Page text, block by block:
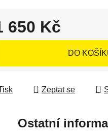
650 Kč
cena:
DO
Zeptat se
Ostatní